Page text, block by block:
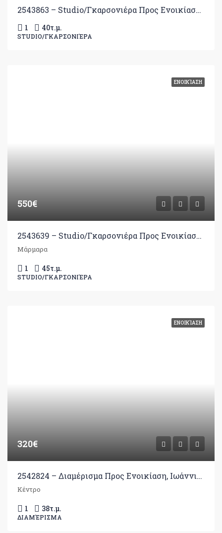
2543863 – Studio/Γκαρσονιέρα Προς Ενοικίαση, Ιωάννινα, 40 τ.μ., €500
1 40τ.μ.
STUDIO/ΓΚΑΡΣΟΝΙΈΡΑ
ΕΝΟΙΚΊΑΣΗ
550€
2543639 – Studio/Γκαρσονιέρα Προς Ενοικίαση, Ιωάννινα, 45 τ.μ., €550
Μάρμαρα
1 45τ.μ.
STUDIO/ΓΚΑΡΣΟΝΙΈΡΑ
ΕΝΟΙΚΊΑΣΗ
320€
2542824 – Διαμέρισμα Προς Ενοικίαση, Ιωάννινα, 38 τ.μ., €320
Κέντρο
1 38τ.μ.
ΔΙΑΜΈΡΙΣΜΑ